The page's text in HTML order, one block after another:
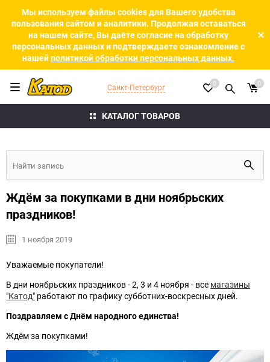
Мы используем файлы cookies для Вашего удобства
пользования сайтом и аналитики. Продолжая оставаться
на нашем сайте, Вы даёте согласие на обработку
персональных данных и подтверждаете ознакомление с
нашейполитикой обработки персональных данных.
КАТАЛОГ ТОВАРОВ
Санкт-Петербург 0 0
Ждём за покупками в дни ноябрьских
праздников!
1 ноября 2019
Уважаемые покупатели!
В дни ноябрьских праздников - 2, 3 и 4 ноября - все магазины
"Катод" работают по графику субботних-воскресных дней.
Поздравляем с Днём народного единства!
Ждём за покупками!